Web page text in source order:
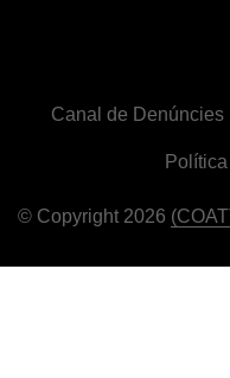
© Copyright 2026
Canal de Denúncies